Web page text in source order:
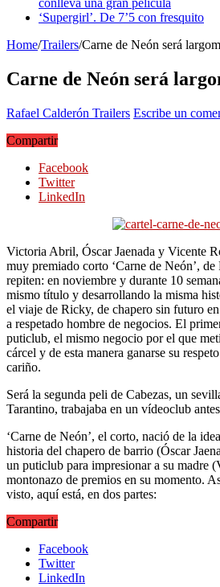
‘Supergirl’. De 7’5 con fresquito
Home/Trailers/Carne de Neón será
Carne de Neón será
Rafael Calderón Trailers Escribe un
Compartir
Facebook
Twitter
LinkedIn
Victoria Abril, Óscar Jaenada y Vicente
muy premiado corto ‘Carne de Neón’, de
repiten: en noviembre y durante 10
mismo título y desarrollando la misma
el viaje de Ricky, de chapero sin futuro
a respetado hombre de negocios. El
puticlub, el mismo negocio por el que
cárcel y de esta manera ganarse su
cariño.
Será la segunda peli de Cabezas, un
Tarantino, trabajaba en un vídeoclub
‘Carne de Neón’, el corto, nació de la
historia del chapero de barrio (Óscar
un puticlub para impresionar a su madre
montonazo de premios en su momento.
visto, aquí está, en dos partes:
Compartir
Facebook
Twitter
LinkedIn